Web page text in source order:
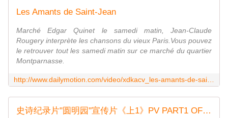
Les Amants de Saint-Jean
Marché Edgar Quinet le samedi matin, Jean-Claude
Rougery interprète les chansons du vieux Paris.Vous pouvez
le retrouver tout les samedi matin sur ce marché du quartier
Montparnasse.
史诗纪录片"圆明园"宣传片《上1》PV PART1 OF THE DOCUMENT"YUAN MING YUAN"